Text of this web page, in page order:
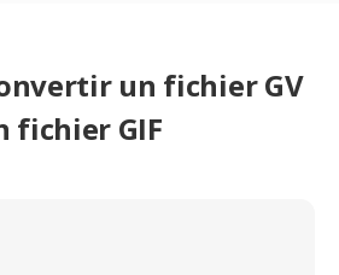
un fichier GV
fichier GIF